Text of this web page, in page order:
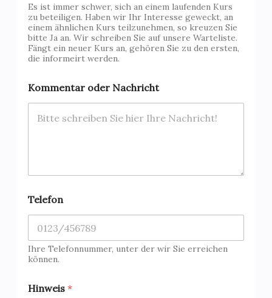
Es ist immer schwer, sich an einem laufenden Kurs
zu beteiligen. Haben wir Ihr Interesse geweckt, an
einem ähnlichen Kurs teilzunehmen, so kreuzen Sie
bitte Ja an. Wir schreiben Sie auf unsere Warteliste.
Fängt ein neuer Kurs an, gehören Sie zu den ersten,
die informeirt werden.
*
T
Kommentar oder Nachricht
Telefon
Ihre Telefonnummer, unter der wir Sie erreichen
können.
Hinweis *